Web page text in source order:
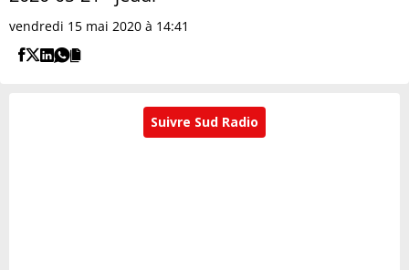
vendredi 15 mai 2020 à 14:41
Suivre Sud Radio